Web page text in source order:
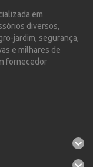
em
diversos,
jardim, segurança,
e milhares de
fornecedor